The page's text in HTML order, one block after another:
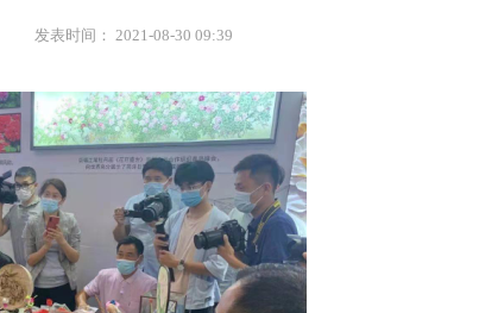
发表时间： 2021-08-30 09:39